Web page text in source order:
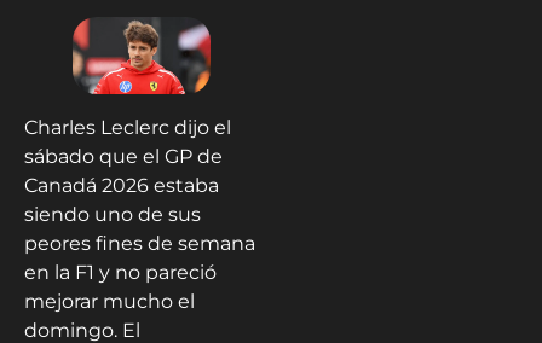
Charles Leclerc dijo el
sábado que el GP de
Canadá 2026 estaba
siendo uno de sus
peores fines de semana
en la F1 y no pareció
mejorar mucho el
domingo. El